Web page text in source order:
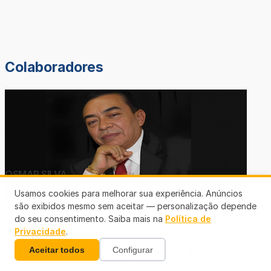
Colaboradores
OSMAR SILVA
OS OTÁRIOS
VALDEMIR CALDAS
Uma batata quente chamada IPTU
Usamos cookies para melhorar sua experiência. Anúncios
são exibidos mesmo sem aceitar — personalização depende
do seu consentimento. Saiba mais na Política de
Privacidade.
Aceitar todos Configurar